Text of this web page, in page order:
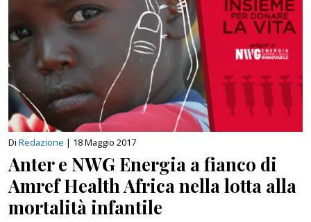
Di Redazione | 18 Maggio 2017
Anter e NWG Energia a fianco di
Amref Health Africa nella lotta alla
mortalità infantile